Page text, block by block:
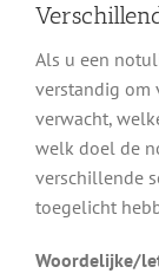
Als u een
verstandig om
verwacht,
welk doel de
verschillende
toegelicht
Woordelijke/